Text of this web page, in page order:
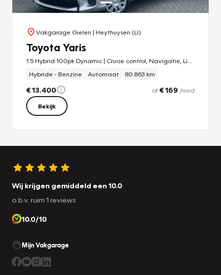
Vakgarage Gielen | Heythuysen (LI)
Toyota Yaris
Hybride - Benzine
Automaat 80.863 km
€ 13.400 of€ 169 /mnd
Bekijk
Wij krijgen gemiddeld een 10.0
o.b.v. ruim 1 reviews
10.0/10
Mijn Vakgarage